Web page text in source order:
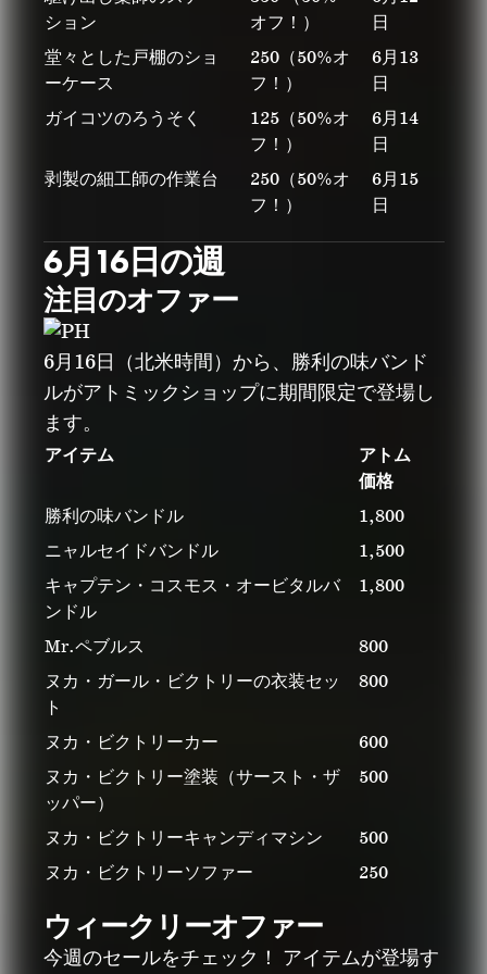
ション
オフ！）
日
堂々とした戸棚のショ
ーケース
250（50%オ
フ！）
6月13
日
ガイコツのろうそく
125（50%オ
フ！）
6月14
日
剥製の細工師の作業台
250（50%オ
フ！）
6月15
日
6月16日の週
注目のオファー
6月16日（北米時間）から、勝利の味バンド
ルがアトミックショップに期間限定で登場し
ます。
アイテム
アトム
価格
勝利の味バンドル
1,800
ニャルセイドバンドル
1,500
キャプテン・コスモス・オービタルバ
ンドル
1,800
Mr.ペブルス
800
ヌカ・ガール・ビクトリーの衣装セッ
ト
800
ヌカ・ビクトリーカー
600
ヌカ・ビクトリー塗装（サースト・ザ
ッパー）
500
ヌカ・ビクトリーキャンディマシン
500
ヌカ・ビクトリーソファー
250
ウィークリーオファー
今週のセールをチェック！ アイテムが登場す